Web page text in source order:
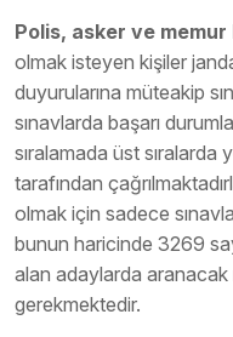
Polis, asker ve memur
olmak isteyen kişiler
duyurularına müteakip
sınavlarda başarı
sıralamada üst
tarafından
olmak için sadece
bunun haricinde 3269
alan adaylarda aranacak
gerekmektedir.